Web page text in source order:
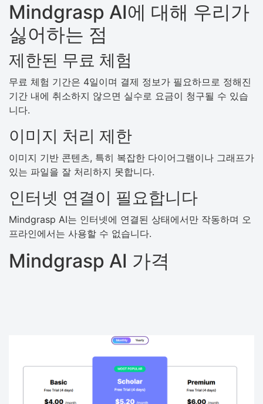
Mindgrasp AI에 대해 우리가
싫어하는 점
제한된 무료 체험
무료 체험 기간은 4일이며 결제 정보가 필요하므로 정해진
기간 내에 취소하지 않으면 실수로 요금이 청구될 수 있습
니다.
이미지 처리 제한
이미지 기반 콘텐츠, 특히 복잡한 다이어그램이나 그래프가
있는 파일을 잘 처리하지 못합니다.
인터넷 연결이 필요합니다
Mindgrasp AI는 인터넷에 연결된 상태에서만 작동하며 오
프라인에서는 사용할 수 없습니다.
Mindgrasp AI 가격